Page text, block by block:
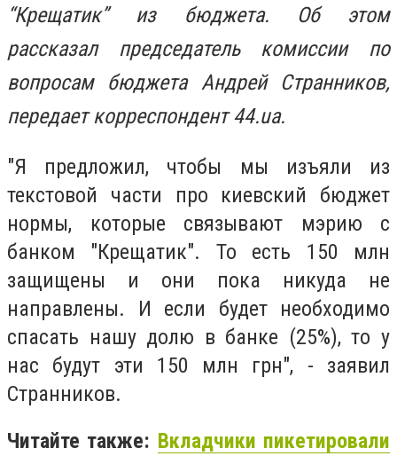
“Крещатик” из бюджета. Об этом
рассказал председатель комиссии по
вопросам бюджета Андрей Странников,
передает корреспондент 44.ua.
"Я предложил, чтобы мы изъяли из
текстовой части про киевский бюджет
нормы, которые связывают мэрию с
банком "Крещатик". То есть 150 млн
защищены и они пока никуда не
направлены. И если будет необходимо
спасать нашу долю в банке (25%), то у
нас будут эти 150 млн грн", - заявил
Странников.
Читайте также: Вкладчики пикетировали